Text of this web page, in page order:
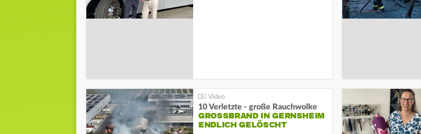
10 Verletzte - große Rauchwolke
GROSSBRAND IN GERNSHEIM E
NDLICH GELÖSCHT